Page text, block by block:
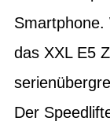
Smartphone.
das XXL E5
Der